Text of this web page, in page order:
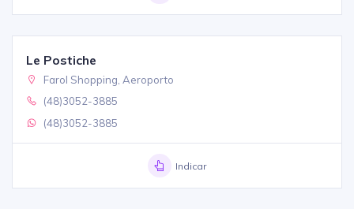
Le Postiche
Farol Shopping, Aeroporto
(48)3052-3885
(48)3052-3885
Indicar